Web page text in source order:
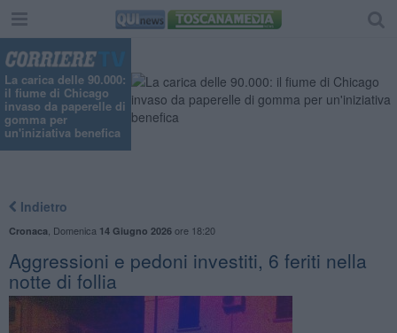
La carica delle 90.000:
il fiume di Chicago
invaso da paperelle di
gomma per
un'iniziativa benefica
Indietro
Cronaca Domenica 14 Giugno 2026ore 18:20
Aggressioni e pedoni investiti, 6 feriti nella
notte di follia